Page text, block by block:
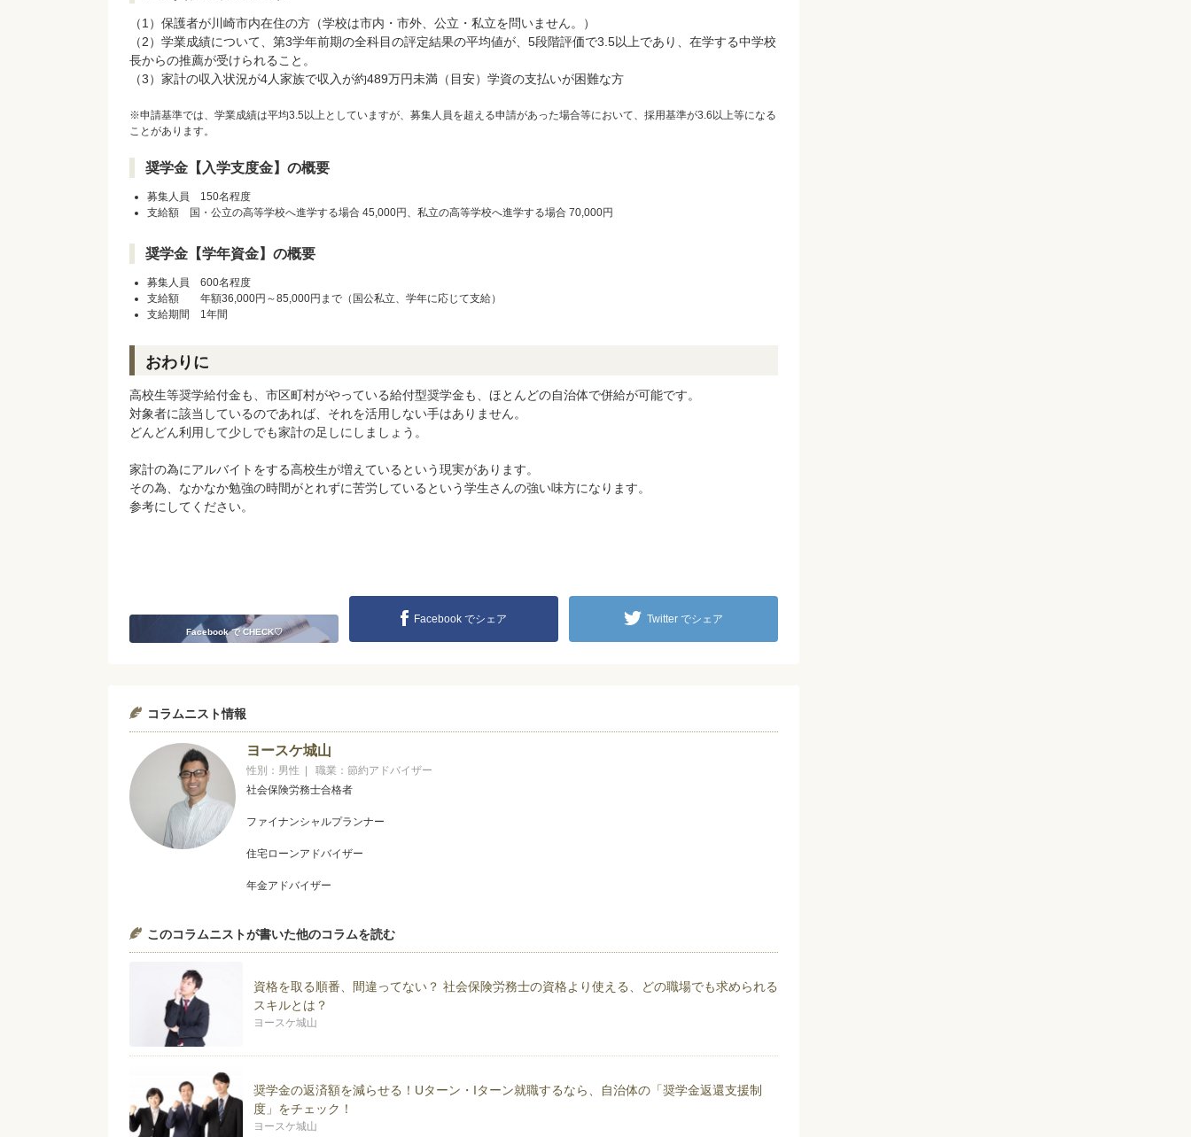
（1）保護者が川崎市内在住の方（学校は市内・市外、公立・私立を問いません。）
（2）学業成績について、第3学年前期の全科目の評定結果の平均値が、5段階評価で3.5以上であり、在学する中学校
長からの推薦が受けられること。
（3）家計の収入状況が4人家族で収入が約489万円未満（目安）学資の支払いが困難な方
※申請基準では、学業成績は平均3.5以上としていますが、募集人員を超える申請があった場合等において、採用基準が3.6以上等になる
ことがあります。
奨学金【入学支度金】の概要
募集人員 150名程度
支給額 国・公立の高等学校へ進学する場合 45,000円、私立の高等学校へ進学する場合 70,000円
奨学金【学年資金】の概要
募集人員 600名程度
支給額 年額36,000円～85,000円まで（国公私立、学年に応じて支給）
支給期間 1年間
おわりに
高校生等奨学給付金も、市区町村がやっている給付型奨学金も、ほとんどの自治体で併給が可能です。
対象者に該当しているのであれば、それを活用しない手はありません。
どんどん利用して少しでも家計の足しにしましょう。
家計の為にアルバイトをする高校生が増えているという現実があります。
その為、なかなか勉強の時間がとれずに苦労しているという学生さんの強い味方になります。
参考にしてください。
Facebook で CHECK♡
Facebook でシェア Twitter でシェア
コラムニスト情報
ヨースケ城山
性別：男性 | 職業：節約アドバイザー
社会保険労務士合格者
ファイナンシャルプランナー
住宅ローンアドバイザー
年金アドバイザー
みを知る。その後、大手スーパーに転職し、値引きやタイムセールを担当。リアルな現場での駆け引きや相場観
を養う。またその手腕により東京地区エリアマネージャーとなり、新人採用を年間４０００人担当した。
著書「給料そのままで月５万円節約作戦！！」の中では固定費の削減を中心に
ラクして貯めるをモットーに活動している。
ブログでいつも取り上げているテーマは節約全般、社会保険労務士試験 住宅ローン 労働問題 ブラック企
著書は『給料そのままで「月5万円」節約作戦！』（ごま書房新社）。本の内容は、『らくらく貯蓄術。住宅ロ
ーン地獄に落ちない為の家計防衛のススメ。』
http://kotukotushinai.jimdo.com/
このコラムニストが書いた他のコラムを読む
資格を取る順番、間違ってない？ 社会保険労務士の資格より使える、どの職場でも求められる
スキルとは？
ヨースケ城山
奨学金の返済額を減らせる！Uターン・Iターン就職するなら、自治体の「奨学金返還支援制
度」をチェック！
ヨースケ城山